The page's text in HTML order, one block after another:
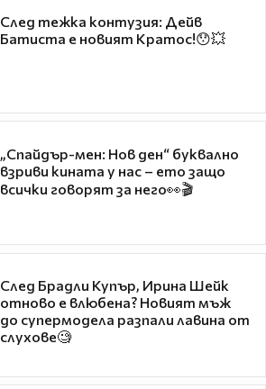
След тежка контузия: Дейв
Батиста е новият Кратос!😯💥
„Спайдър-мен: Нов ден“ буквално
взриви кината у нас – ето защо
всички говорят за него👀🎬
След Брадли Купър, Ирина Шейк
отново е влюбена? Новият мъж
до супермодела разпали лавина от
слухове🧐